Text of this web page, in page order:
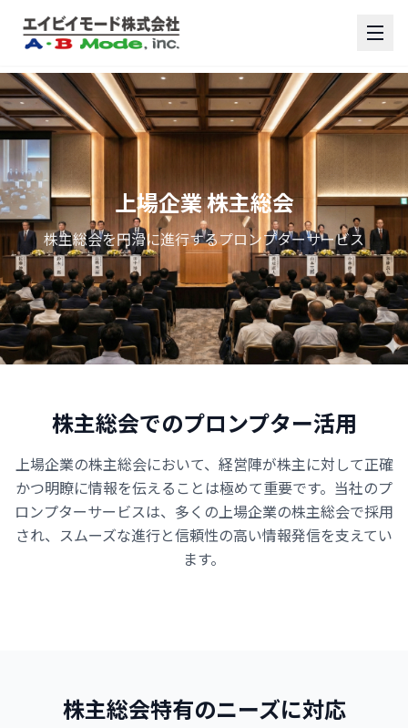
上場企業 株主総会
株主総会を円滑に進行するプロンプターサービス
株主総会でのプロンプター活用
上場企業の株主総会において、経営陣が株主に対して正確
かつ明瞭に情報を伝えることは極めて重要です。当社のプ
ロンプターサービスは、多くの上場企業の株主総会で採用
され、スムーズな進行と信頼性の高い情報発信を支えてい
ます。
株主総会特有のニーズに対応